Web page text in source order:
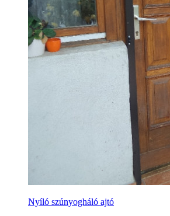
Nyíló szúnyogháló ajtó